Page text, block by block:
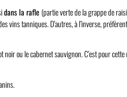
dans la rafle (partie verte de la grappe de
tanniques. D’autres, à l’inverse,
ou le cabernet sauvignon. C’est pour